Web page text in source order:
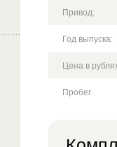
Привод:
Год выпуска:
Цена в
Пробег